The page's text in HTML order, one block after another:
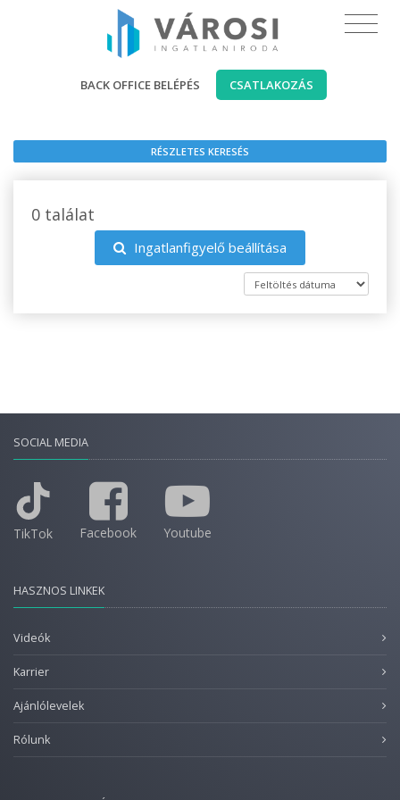
BACK OFFICE BELÉPÉS CSATLAKOZÁS
RÉSZLETES KERESÉS
0 találat
Ingatlanfigyelő beállítása
SOCIAL MEDIA
TikTok Facebook Youtube
HASZNOS LINKEK
Videók
Karrier
Ajánlólevelek
Rólunk